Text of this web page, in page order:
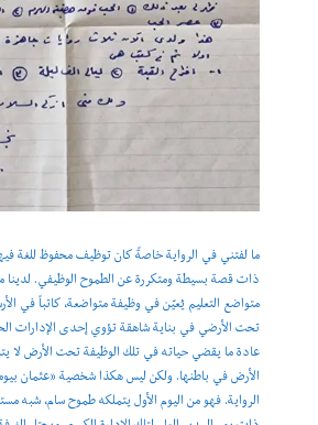
ما لفتني في الرواية خاصةً كان توظيف محفوظ للغة
ذات قصة بسيطة ومتكررة عن الطموح الوظيفي.
متواضع التعليم يُعيّن في وظيفة متواضعة، كاتباً في
تحت الأرضي في بناية شاهقة تؤوي إحدى الإدارات
عادة ما يقضي حياته في تلك الوظيفة تحت الأرض لا
الأرض في باطنها. ولكن ليس هكذا شخصية «عثمان
الرواية. فهو من اليوم الأول يتملكه طموح سام، شبه